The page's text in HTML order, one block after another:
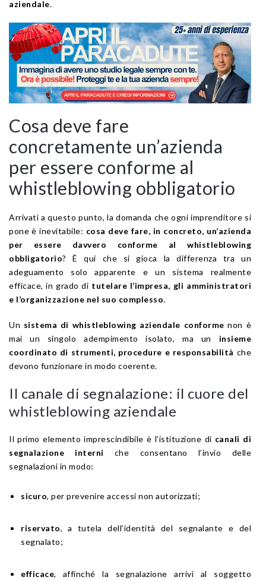
aziendale.
Cosa deve fare
concretamente un’azienda
per essere conforme al
whistleblowing obbligatorio
Arrivati a questo punto, la domanda che ogni imprenditore si
pone è inevitabile: cosa deve fare, in concreto, un’azienda
per essere davvero conforme al whistleblowing
obbligatorio? È qui che si gioca la differenza tra un
adeguamento solo apparente e un sistema realmente
efficace, in grado di tutelare l’impresa, gli amministratori
e l’organizzazione nel suo complesso.
Un sistema di whistleblowing aziendale conforme non è
mai un singolo adempimento isolato, ma un insieme
coordinato di strumenti, procedure e responsabilità che
devono funzionare in modo coerente.
Il canale di segnalazione: il cuore del
whistleblowing aziendale
Il primo elemento imprescindibile è l’istituzione di canali di
segnalazione interni
che consentano l’invio delle
segnalazioni in modo:
sicuro, per prevenire accessi non autorizzati;
riservato, a tutela dell’identità del segnalante e del
segnalato;
efficace, affinché la segnalazione arrivi al soggetto